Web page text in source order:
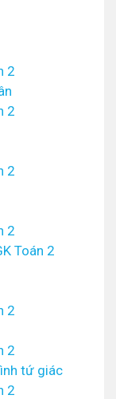
2
2
2
2
Toán 2
2
2
tứ giác
2